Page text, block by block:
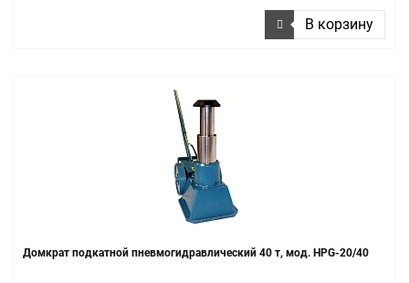
В корзину
Домкрат подкатной пневмогидравлический 40 т, мод. HPG-20/40